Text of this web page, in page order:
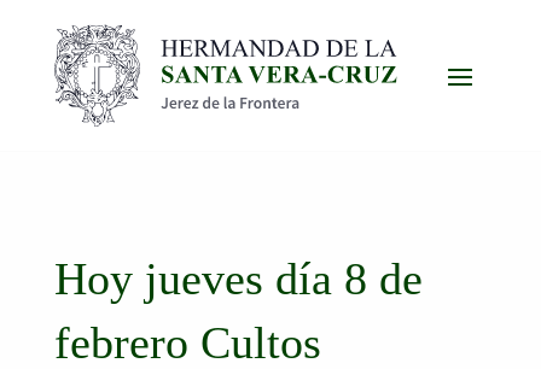
Hoy jueves día 8 de
febrero Cultos